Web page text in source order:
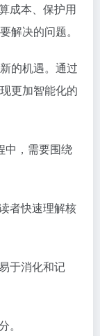
成本、保护用
解决的问题。
的机遇。通过
更加智能化的
中，需要围绕
者快速理解核
于消化和记